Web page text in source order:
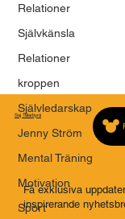
Relationer
Självkänsla
Relationer
kroppen
Självledarskap
Jenny Ström
Mental Träning
Motivation
Sport
Saj Talarbyrå
Få exklusiva
inspirerande